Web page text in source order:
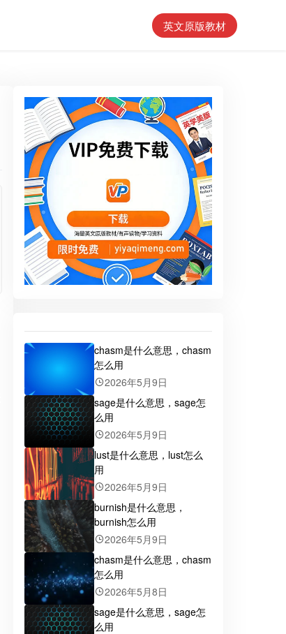
英文原版教材
chasm是什么意思，chasm
怎么用
2026年5月9日
sage是什么意思，sage怎
么用
2026年5月9日
lust是什么意思，lust怎么
用
2026年5月9日
burnish是什么意思，
burnish怎么用
2026年5月9日
chasm是什么意思，chasm
怎么用
2026年5月8日
sage是什么意思，sage怎
么用